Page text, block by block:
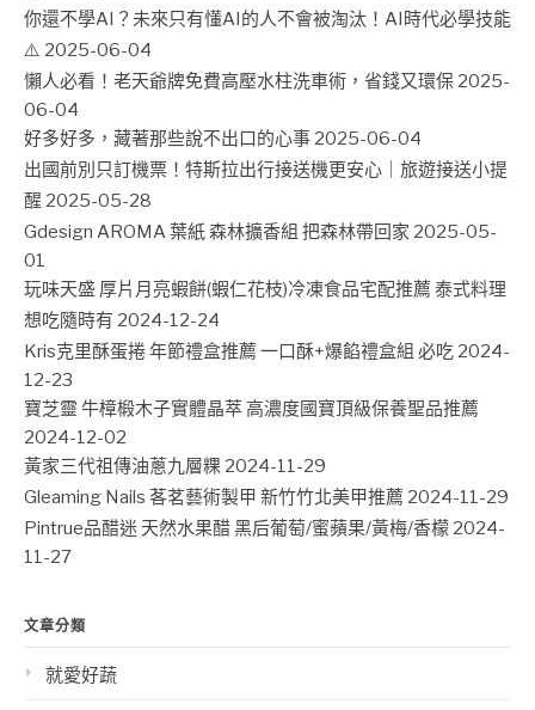
你還不學AI？未來只有懂AI的人不會被淘汰！AI時代必學技能
⚠️ 2025-06-04
懶人必看！老天爺牌免費高壓水柱洗車術，省錢又環保 2025-
06-04
好多好多，藏著那些說不出口的心事 2025-06-04
出國前別只訂機票！特斯拉出行接送機更安心｜旅遊接送小提
醒 2025-05-28
Gdesign AROMA 葉紙 森林擴香組 把森林帶回家 2025-05-
01
玩味天盛 厚片月亮蝦餅(蝦仁花枝)冷凍食品宅配推薦 泰式料理
想吃隨時有 2024-12-24
Kris克里酥蛋捲 年節禮盒推薦 一口酥+爆餡禮盒組 必吃 2024-
12-23
寶芝靈 牛樟椴木子實體晶萃 高濃度國寶頂級保養聖品推薦
2024-12-02
黃家三代祖傳油蔥九層粿 2024-11-29
Gleaming Nails 茖茗藝術製甲 新竹竹北美甲推薦 2024-11-29
Pintrue品醋迷 天然水果醋 黑后葡萄/蜜蘋果/黃梅/香檬 2024-
11-27
文章分類
就愛好蔬